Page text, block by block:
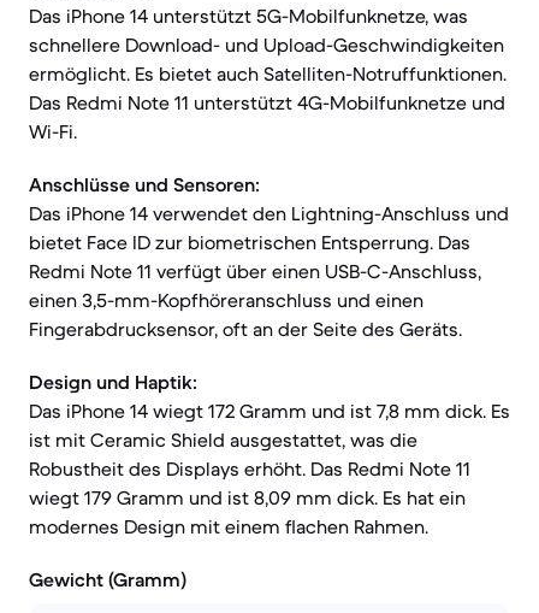
Das iPhone 14 unterstützt 5G-Mobilfunknetze, was
schnellere Download- und Upload-Geschwindigkeiten
ermöglicht. Es bietet auch Satelliten-Notruffunktionen.
Das Redmi Note 11 unterstützt 4G-Mobilfunknetze und
Wi-Fi.
Anschlüsse und Sensoren:
Das iPhone 14 verwendet den Lightning-Anschluss und
bietet Face ID zur biometrischen Entsperrung. Das
Redmi Note 11 verfügt über einen USB-C-Anschluss,
einen 3,5-mm-Kopfhöreranschluss und einen
Fingerabdrucksensor, oft an der Seite des Geräts.
Design und Haptik:
Das iPhone 14 wiegt 172 Gramm und ist 7,8 mm dick. Es
ist mit Ceramic Shield ausgestattet, was die
Robustheit des Displays erhöht. Das Redmi Note 11
wiegt 179 Gramm und ist 8,09 mm dick. Es hat ein
modernes Design mit einem flachen Rahmen.
Gewicht (Gramm)